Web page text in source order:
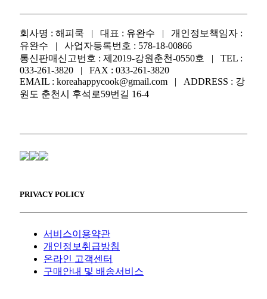
회사명 : 해피쿡 | 대표 : 유완수 | 개인정보책임자 :
유완수 | 사업자등록번호 : 578-18-00866
통신판매신고번호 : 제2019-강원춘천-0550호 | TEL :
033-261-3820 | FAX : 033-261-3820
EMAIL : koreahappycook@gmail.com | ADDRESS : 강
원도 춘천시 후석로59번길 16-4
PRIVACY POLICY
서비스이용약관
개인정보취급방침
온라인 고객센터
구매안내 및 배송서비스